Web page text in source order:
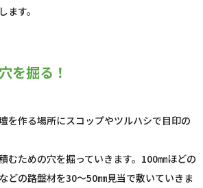
ます。
を掘る！
を作る場所にスコップやツルハシで目印の
むための穴を掘っていきます。100㎜ほどの
どの路盤材を30～50㎜見当で敷いていきま